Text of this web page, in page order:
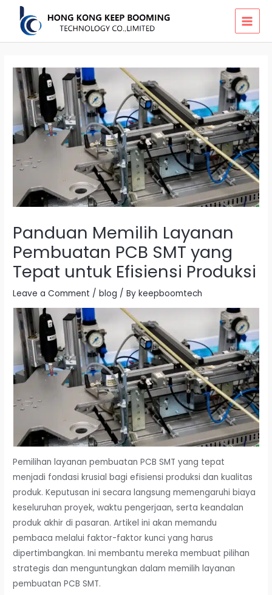
content
Panduan Memilih Layanan
Pembuatan PCB SMT yang
Tepat untuk Efisiensi Produksi
Leave a Comment /blog / Bykeepboomtech
Pemilihan layanan pembuatan PCB SMT yang tepat
menjadi fondasi krusial bagi efisiensi produksi dan kualitas
produk. Keputusan ini secara langsung memengaruhi biaya
keseluruhan proyek, waktu pengerjaan, serta keandalan
produk akhir di pasaran. Artikel ini akan memandu
pembaca melalui faktor-faktor kunci yang harus
dipertimbangkan. Ini membantu mereka membuat pilihan
strategis dan menguntungkan dalam memilih layanan
pembuatan PCB SMT.